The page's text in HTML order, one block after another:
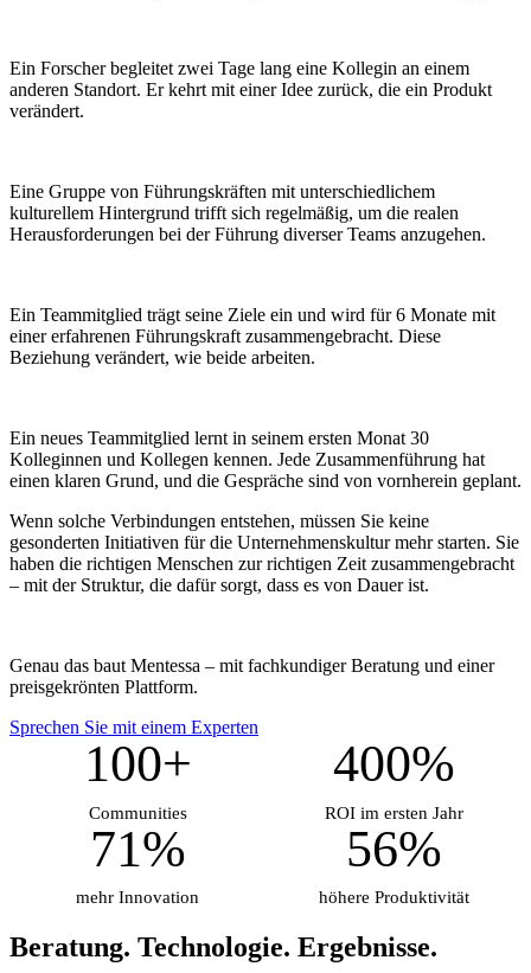
Ein Forscher begleitet zwei Tage lang eine Kollegin an einem
anderen Standort. Er kehrt mit einer Idee zurück, die ein Produkt
verändert.
Eine Gruppe von Führungskräften mit unterschiedlichem
kulturellem Hintergrund trifft sich regelmäßig, um die realen
Herausforderungen bei der Führung diverser Teams anzugehen.
Ein Teammitglied trägt seine Ziele ein und wird für 6 Monate mit
einer erfahrenen Führungskraft zusammengebracht. Diese
Beziehung verändert, wie beide arbeiten.
Ein neues Teammitglied lernt in seinem ersten Monat 30
Kolleginnen und Kollegen kennen. Jede Zusammenführung hat
einen klaren Grund, und die Gespräche sind von vornherein geplant.
Wenn solche Verbindungen entstehen, müssen Sie keine
gesonderten Initiativen für die Unternehmenskultur mehr starten. Sie
haben die richtigen Menschen zur richtigen Zeit zusammengebracht
– mit der Struktur, die dafür sorgt, dass es von Dauer ist.
Genau das baut Mentessa – mit fachkundiger Beratung und einer
preisgekrönten Plattform.
Sprechen Sie mit einem Experten
100+
Communities
400%
ROI im ersten Jahr
71%
mehr Innovation
56%
höhere Produktivität
Beratung. Technologie. Ergebnisse.